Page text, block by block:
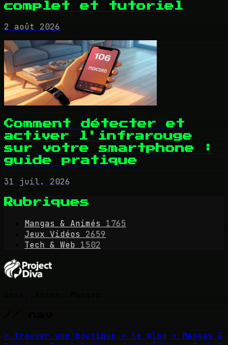
complet et tutoriel
2 août 2026
Comment détecter et
activer l'infrarouge
sur votre smartphone :
guide pratique
31 juil. 2026
Rubriques
Mangas & Animés
1765
Jeux Vidéos
2659
Tech & Web 1502
> trouver une boutique > le blog > Mangas &